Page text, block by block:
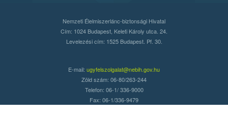
Nemzeti Élelmiszerlánc-biztonsági Hivatal
Cím: 1024 Budapest, Keleti Károly utca. 24.
Levelezési cím: 1525 Budapest. Pf. 30.
E-mail: ugyfelszolgalat@nebih.gov.hu
Zöld szám: 06-80/263-244
Telefon: 06-1/ 336-9000
Fax: 06-1/336-9479